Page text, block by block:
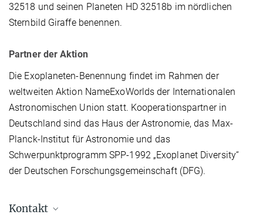
32518 und seinen Planeten HD 32518b im nördlichen
Sternbild Giraffe benennen.
Partner der Aktion
Die Exoplaneten-Benennung findet im Rahmen der
weltweiten Aktion NameExoWorlds der Internationalen
Astronomischen Union statt. Kooperationspartner in
Deutschland sind das Haus der Astronomie, das Max-
Planck-Institut für Astronomie und das
Schwerpunktprogramm SPP-1992 „Exoplanet Diversity“
der Deutschen Forschungsgemeinschaft (DFG).
Kontakt